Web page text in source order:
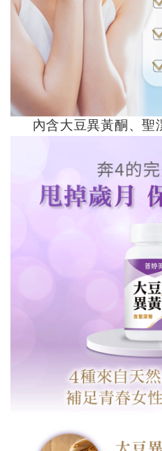
內含大豆異黃酮、聖